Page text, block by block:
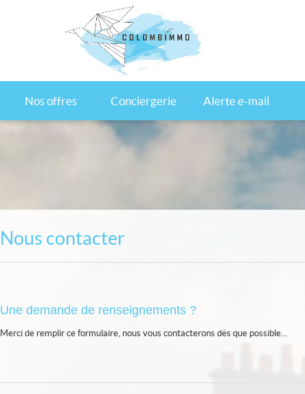
Nos offres Conciergerie Alerte e-mail
Nous contacter
Une demande de renseignements ?
Merci de remplir ce formulaire, nous vous contacterons dès que possible...